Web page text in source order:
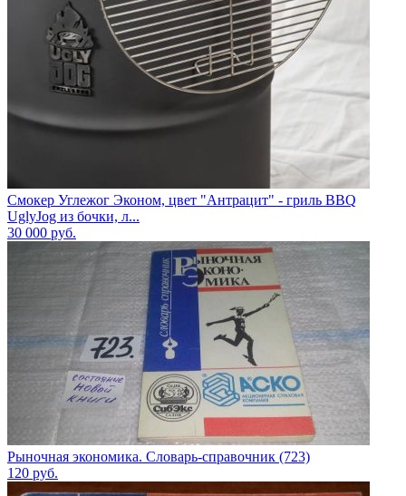
Смокер Углежог Эконом, цвет "Антрацит" - гриль BBQ
UglyJog из бочки, л...
30 000 руб.
Рыночная экономика. Словарь-справочник (723)
120 руб.